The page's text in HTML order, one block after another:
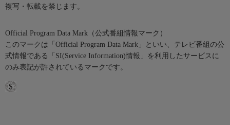
複写・転載を禁じます。
Official Program Data Mark（公式番組情報マーク）
このマークは「Official Program Data Mark」といい、テレビ番組の公
式情報である「SI(Service Information)情報」を利用したサービスに
のみ表記が許されているマークです。